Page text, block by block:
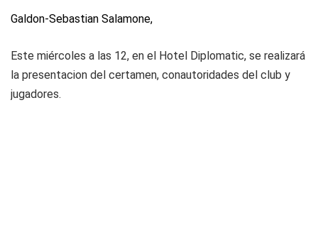
Galdon-Sebastian Salamone,
Este miércoles a las 12, en el Hotel Diplomatic, se realizará
la presentacion del certamen, conautoridades del club y
jugadores.